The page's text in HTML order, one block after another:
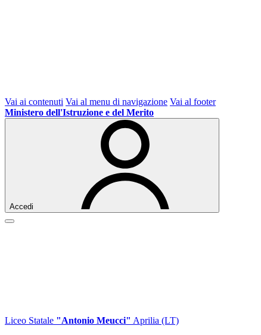
Vai ai contenuti Vai al menu di navigazione Vai al footer
Ministero dell'Istruzione e del Merito
Accedi
Liceo Statale "Antonio Meucci" Aprilia (LT)